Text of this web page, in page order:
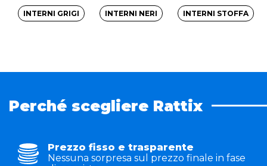
INTERNI GRIGI INTERNI NERI INTERNI STOFFA
Perché scegliere Rattix
Prezzo fisso e trasparente
Nessuna sorpresa sul prezzo finale in fase